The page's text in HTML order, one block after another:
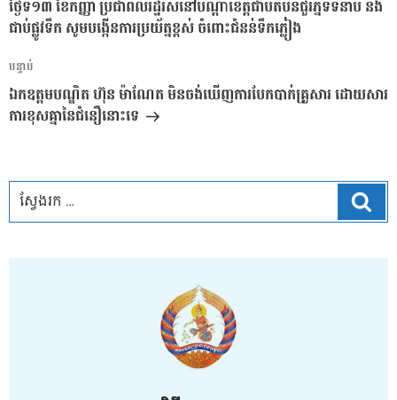
ថ្ងៃទី១៣ ខែកញ្ញា ប្រជាពលរដ្ឋរស់នៅបណ្តាខេត្តជាប់តំបន់ជួរភ្នំទីទំនាប និង
ជាប់ផ្លូវទឹក សូមបង្កើនការប្រយ័ត្នខ្ពស់ ចំពោះជំនន់ទឹកភ្លៀង
អត្ថបទ
បន្ទាប់
បន្ទាប់
ឯកឧត្តមបណ្ឌិត ហ៊ុន ម៉ាណែត មិនចង់ឃើញការបែកបាក់គ្រួសារ ដោយសារ
ការខុសគ្នានៃជំនឿនោះទេ